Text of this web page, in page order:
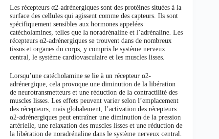
Les récepteurs α2-adrénergiques sont des protéines situées à la
surface des cellules qui agissent comme des capteurs. Ils sont
spécifiquement sensibles aux hormones appelées
catécholamines, telles que la noradrénaline et l’adrénaline. Les
récepteurs α2-adrénergiques se trouvent dans de nombreux
tissus et organes du corps, y compris le système nerveux
central, le système cardiovasculaire et les muscles lisses.
Lorsqu’une catécholamine se lie à un récepteur α2-
adrénergique, cela provoque une diminution de la libération
de neurotransmetteurs et une réduction de la contractilité des
muscles lisses. Les effets peuvent varier selon l’emplacement
des récepteurs, mais globalement, l’activation des récepteurs
α2-adrénergiques peut entraîner une diminution de la pression
artérielle, une relaxation des muscles lisses et une réduction de
la libération de noradrénaline dans le système nerveux central.